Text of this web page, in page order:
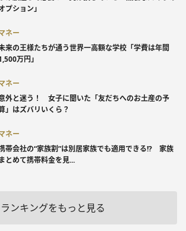
プション」
ネー
来の王様たちが通う世界一高額な学校「学費は年間
万円」
ネー
外と迷う！ 女子に聞いた「友だちへのお土産の予
」はズバリいくら？
ネー
帯会社の“家族割”は別居家族でも適用できる!? 家族
まとめて携帯料金を見...
ランキングをもっと見る